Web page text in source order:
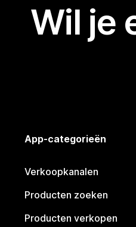
Wil je
App-categorieën
Verkoopkanalen
Producten zoeken
Producten verkopen